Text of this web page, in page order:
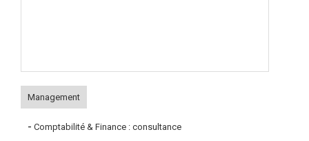
Management
- Comptabilité & Finance : consultance